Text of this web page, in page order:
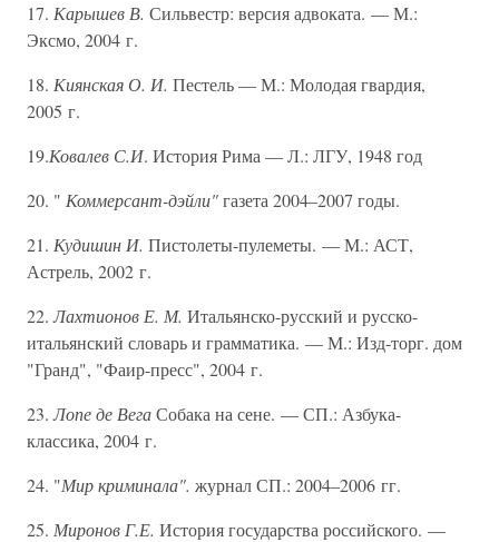
17. Карышев В. Сильвестр: версия адвоката. — М.:
Эксмо, 2004 г.
18. Киянская О. И. Пестель — М.: Молодая гвардия,
2005 г.
19.Ковалев С.И. История Рима — Л.: ЛГУ, 1948 год
20. " Коммерсант-дэйли"газета 2004–2007 годы.
21. Кудишин И. Пистолеты-пулеметы. — М.: АСТ,
Астрель, 2002 г.
22.Лахтионов Е. М. Итальянско-русский и русско-
итальянский словарь и грамматика. — М.: Изд-торг. дом
"Гранд", "Фаир-пресс", 2004 г.
23.Лопе де ВегаСобака на сене. — СП.: Азбука-
классика, 2004 г.
24. "Мир криминала". журнал СП.: 2004–2006 гг.
25. Миронов Г.Е. История государства российского. —